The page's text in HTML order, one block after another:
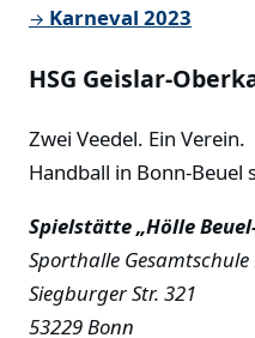
→ Karneval 2023
HSG Geislar-
Zwei Veedel. Ein Verein.
Handball in Bonn-Beuel
Spielstätte „Hölle
Sporthalle Gesamtschule
Siegburger Str. 321
53229 Bonn